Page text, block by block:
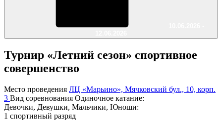
Турнир «Летний сезон» спортивное
совершенство
Место проведения ЛЦ «Марьино», Мячковский бул., 10, корп.
3 Вид соревнования Одиночное катание:
Девочки, Девушки, Мальчики, Юноши:
1 спортивный разряд